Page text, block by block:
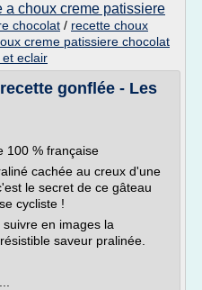
a choux creme patissiere
chocolat / recette choux
creme patissiere chocolat
eclair
gonflée - Les
100 % française
cachée au creux d'une
le secret de ce gâteau
cycliste !
en images la
saveur pralinée.